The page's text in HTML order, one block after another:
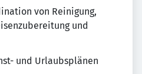
von Reinigung,
und
und Urlaubsplänen